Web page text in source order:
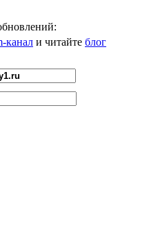
канал и читайте блог